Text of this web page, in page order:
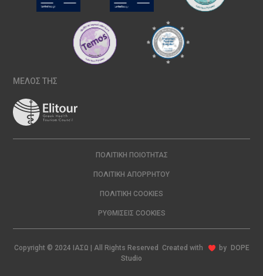
ΜΕΛΟΣ ΤΗΣ
ΠΟΛΙΤΙΚΉ ΠΟΙΌΤΗΤΑΣ
ΠΟΛΙΤΙΚΉ ΑΠΟΡΡΉΤΟΥ
ΠΟΛΙΤΙΚΉ COOKIES
ΡΥΘΜΊΣΕΙΣ COOKIES
Copyright © 2024 ΙΑΣΩ | All Rights Reserved Created with by DOPE
Studio